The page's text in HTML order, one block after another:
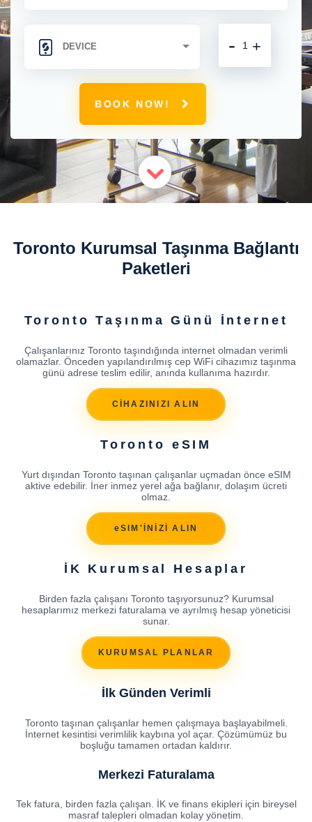
+
-
BOOK NOW!
Toronto Kurumsal Taşınma Bağlantı
Paketleri
Toronto Taşınma Günü İnternet
Çalışanlarınız Toronto taşındığında internet olmadan verimli
olamazlar. Önceden yapılandırılmış cep WiFi cihazımız taşınma
günü adrese teslim edilir, anında kullanıma hazırdır.
CİHAZINIZI ALIN
Toronto eSIM
Yurt dışından Toronto taşınan çalışanlar uçmadan önce eSIM
aktive edebilir. İner inmez yerel ağa bağlanır, dolaşım ücreti
olmaz.
eSIM'İNİZİ ALIN
İK Kurumsal Hesaplar
Birden fazla çalışanı Toronto taşıyorsunuz? Kurumsal
hesaplarımız merkezi faturalama ve ayrılmış hesap yöneticisi
sunar.
KURUMSAL PLANLAR
İlk Günden Verimli
Toronto taşınan çalışanlar hemen çalışmaya başlayabilmeli.
İnternet kesintisi verimlilik kaybına yol açar. Çözümümüz bu
boşluğu tamamen ortadan kaldırır.
Merkezi Faturalama
Tek fatura, birden fazla çalışan. İK ve finans ekipleri için bireysel
masraf talepleri olmadan kolay yönetim.